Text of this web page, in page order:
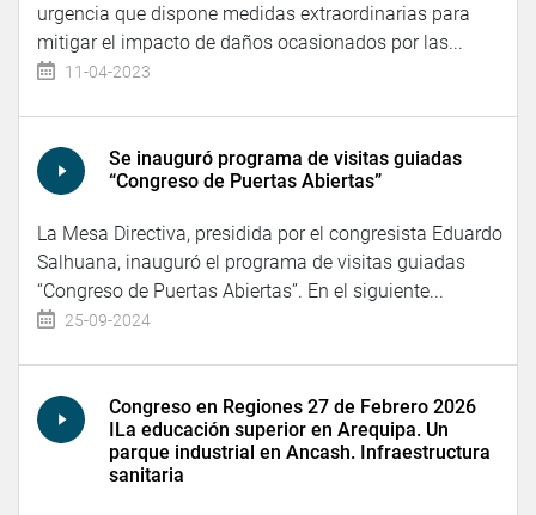
urgencia que dispone medidas extraordinarias para
mitigar el impacto de daños ocasionados por las...
11-04-2023
Se inauguró programa de visitas guiadas
“Congreso de Puertas Abiertas”
La Mesa Directiva, presidida por el congresista Eduardo
Salhuana, inauguró el programa de visitas guiadas
“Congreso de Puertas Abiertas”. En el siguiente...
25-09-2024
Congreso en Regiones 27 de Febrero 2026
ILa educación superior en Arequipa. Un
parque industrial en Ancash. Infraestructura
sanitaria